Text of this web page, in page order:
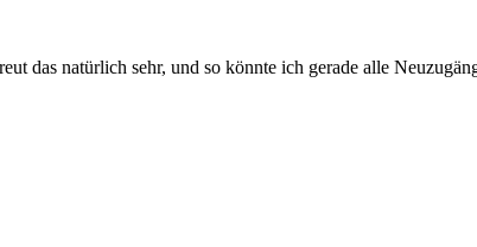
das natürlich sehr, und so könnte ich gerade alle